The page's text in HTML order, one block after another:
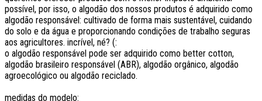
possível, por isso, o algodão dos nossos produtos é adquirido como
algodão responsável: cultivado de forma mais sustentável, cuidando
do solo e da água e proporcionando condições de trabalho seguras
aos agricultores. incrível, né? (:
o algodão responsável pode ser adquirido como better cotton,
algodão brasileiro responsável (ABR), algodão orgânico, algodão
agroecológico ou algodão reciclado.
medidas do modelo: